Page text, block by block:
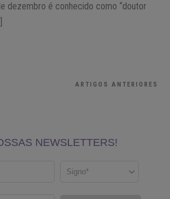
dezembro é conhecido como “doutor
ARTIGOS ANTERIORES